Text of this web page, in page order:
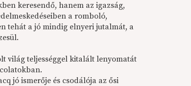
keresendő, hanem az igazság,
a romboló,
tehát a jó mindig elnyeri jutalmát, a
világ teljességgel kitalált lenyomatát
jó ismerője és csodálója az ősi